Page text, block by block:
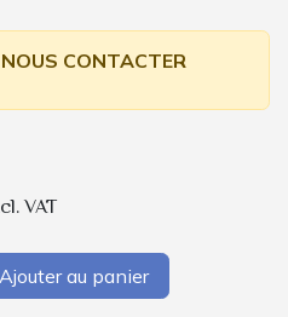
CONTACTER
VAT
Ajouter au panier